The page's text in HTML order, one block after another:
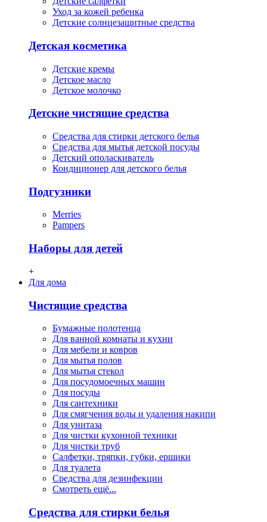
Уход за кожей ребенка
Детские солнцезащитные средства
Детская косметика
Детские кремы
Детское масло
Детское молочко
Детские чистящие средства
Средства для стирки детского белья
Средства для мытья детской посуды
Детский ополаскиватель
Кондиционер для детского белья
Подгузники
Merries
Pampers
Наборы для детей
+
Для дома
Чистящие средства
Бумажные полотенца
Для ванной комнаты и кухни
Для мебели и ковров
Для мытья полов
Для мытья стекол
Для посудомоечных машин
Для посуды
Для сантехники
Для смягчения воды и удаления накипи
Для унитаза
Для чистки кухонной техники
Для чистки труб
Салфетки, тряпки, губки, ершики
Для туалета
Средства для дезинфекции
Смотреть ещё...
Средства для стирки белья